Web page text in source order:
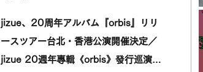
ボレーターや異分野のアーティストとの交流を通じ
て、その音楽はサウンドだけでなく、ストーリーテ
リングや空気感、感情表現の面でも独自の広がりを
見せている。 2026年3月には、デビューアルバム
『Technicolor Meeting』をリリース。スピード感
jizue、20周年アルバム『orbis』リリ
ースツアー台北・香港公演開催決定／
jizue 20週年專輯《orbis》發行巡演台